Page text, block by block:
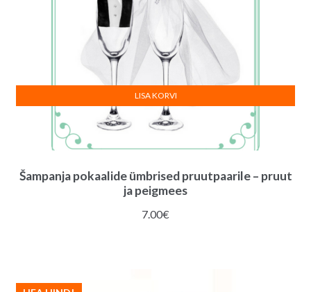
Šampanja pokaalide ümbrised pruutpaarile – pruut
ja peigmees
7.00€
LISA KORVI